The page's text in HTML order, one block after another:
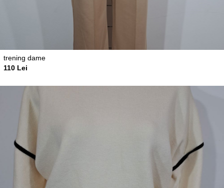
trening dame
110 Lei